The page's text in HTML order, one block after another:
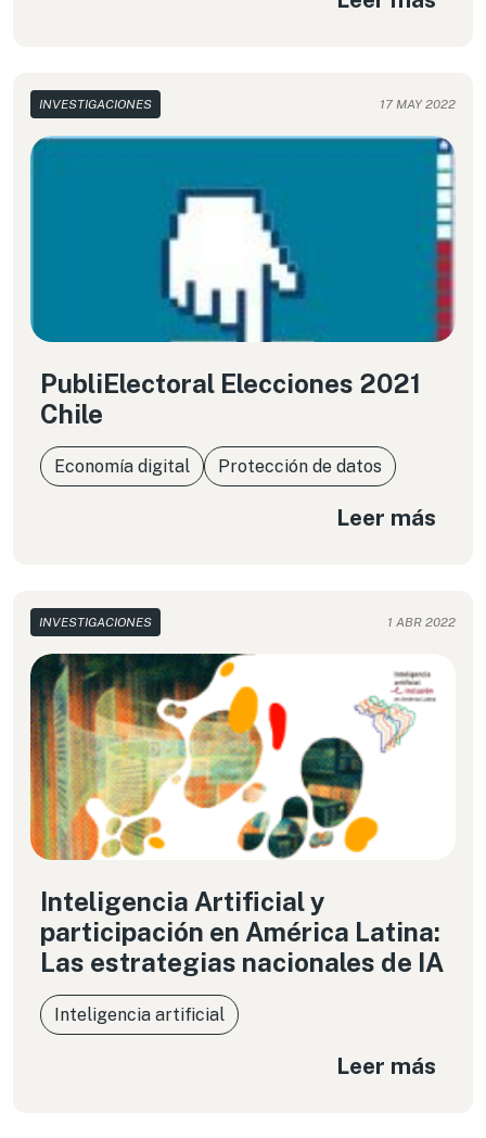
ciudadanía implicada y los países que su
INVESTIGACIONES 17 MAY 2022
PubliElectoral Elecciones 2021
Chile
Economía digital Protección de datos
Leer más
INVESTIGACIONES 1 ABR 2022
Inteligencia Artificial y
participación en América Latina:
Las estrategias nacionales de IA
Inteligencia artificial
Leer más